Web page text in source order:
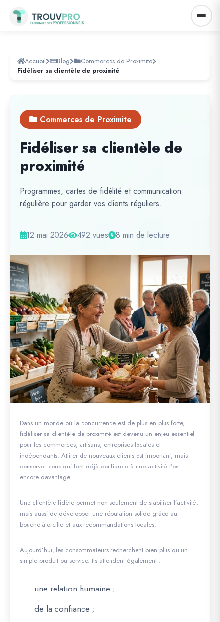
Accueil Blog Commerces de Proximite
Fidéliser sa clientèle de proximité
Commerces de Proximite
Fidéliser sa clientèle de
proximité
Programmes, cartes de fidélité et communication
régulière pour garder vos clients réguliers.
12 mai 2026 492 vues 8 min de lecture
Dans un monde où la concurrence est de plus en plus forte,
fidéliser sa clientèle de proximité est devenu un enjeu essentiel
pour les commerces, artisans, entreprises locales et
indépendants. Attirer de nouveaux clients est important, mais
conserver ceux qui font déjà confiance à une activité l’est
encore davantage.
Une clientèle fidèle permet non seulement de stabiliser l’activité,
mais aussi de développer une réputation solide grâce au
bouche-à-oreille et aux recommandations locales.
Aujourd’hui, les consommateurs recherchent bien plus qu’un
simple produit ou service. Ils attendent également :
une relation humaine ;
de la confiance ;